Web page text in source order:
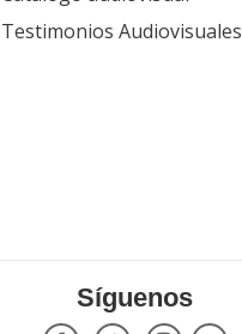
Testimonios Audiovisuales
Síguenos